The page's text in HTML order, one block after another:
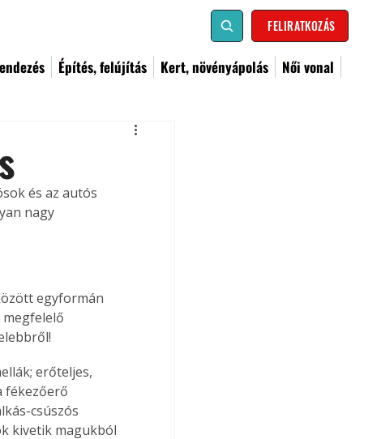
FELIRATKOZÁS
Építés, felújítás Kert, növényápolás
Női vonal
és az autós
nagy
egyformán
erőteljes,
fékezőerő
csúszós
kivetik magukból